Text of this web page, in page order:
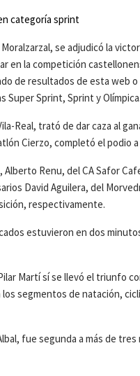
categoría sprint
se adjudicó la
en la competición
de resultados de esta web
Super Sprint, Sprint y Olímpica.
Real, trató de dar caza al
Cierzo, completó el podio
Renu, del CA Safor
David Aguilera, del
respectivamente.
estuvieron en dos
Martí sí se llevó el triunfo
segmentos de natación,
fue segunda a más de